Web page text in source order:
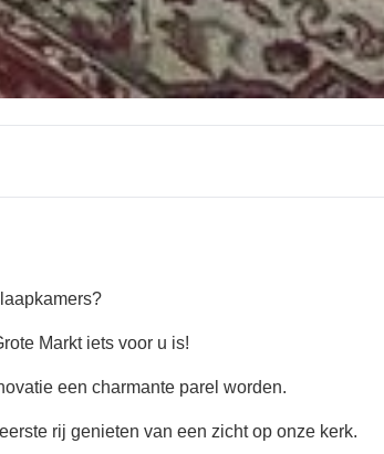
Markt iets voor u is!
een charmante parel worden.
rij genieten van een zicht op onze kerk.